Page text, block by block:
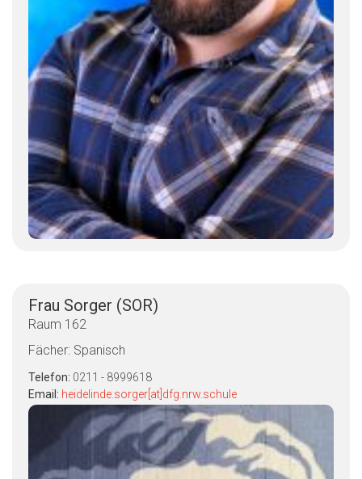
Frau Sorger (SOR)
Raum 162
Fächer: Spanisch
Telefon: 0211 - 8999618
Email: heidelinde.sorger[at]dfg.nrw.schule